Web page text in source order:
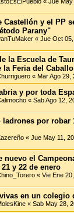
Castellón y el PP
Parany"
« Jue Oct
la Escuela de
la Feria del Caballo
« Mar Ago 29,
y por toda
« Sab Ago 12,
ladrones por robar
« Jue May 11,
nuevo el
y 22 de enero
« Vie Ene
en un colegio
« Sab May 28,